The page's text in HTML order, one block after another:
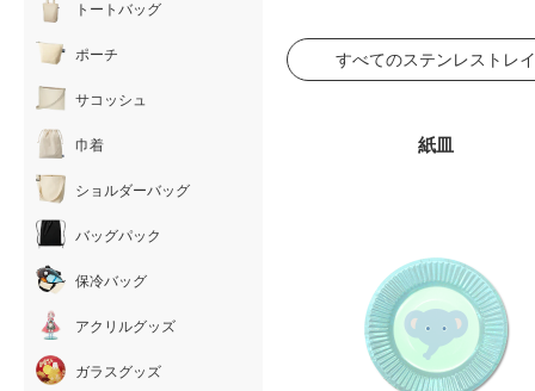
すべてのステンレストレイ
紙皿
トートバッグ
ポーチ
サコッシュ
巾着
ショルダーバッグ
バッグパック
保冷バッグ
アクリルグッズ
ガラスグッズ